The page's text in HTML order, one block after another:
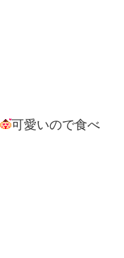
可愛いので食べ